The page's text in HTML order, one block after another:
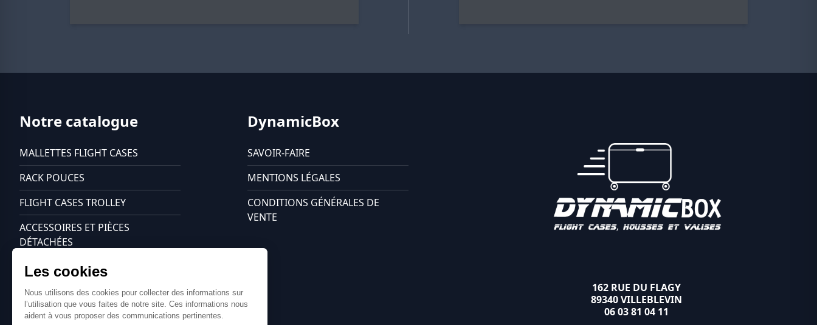
Notre catalogue
MALLETTES FLIGHT CASES
RACK POUCES
FLIGHT CASES TROLLEY
ACCESSOIRES ET PIÈCES
DÉTACHÉES
FLIGHT CASES CÂBLES PRO
EVÉNEMENTIEL
DynamicBox
SAVOIR-FAIRE
MENTIONS LÉGALES
CONDITIONS GÉNÉRALES DE
VENTE
162 RUE DU FLAGY
89340 VILLEBLEVIN
06 03 81 04 11
Les cookies
Nous utilisons des cookies pour
l’utilisation que vous faites de notre
site. Ces informations nous aident à vous proposer des
communications pertinentes.